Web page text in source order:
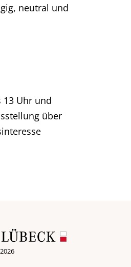
neutral und
13 Uhr und
über